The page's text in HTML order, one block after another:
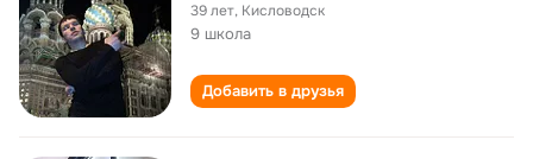
39 лет, Кисловодск
9 школа
Добавить в друзья